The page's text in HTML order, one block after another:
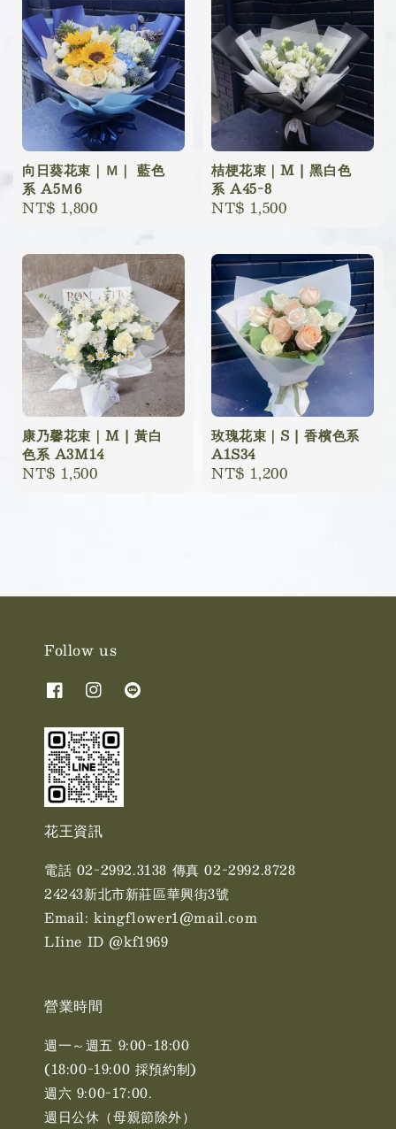
向日葵花束｜Ｍ｜ 藍色
系 A5Ｍ6
Regular
NT$ 1,800
桔梗花束｜M | 黑白色
系 A45-8
Regular
NT$ 1,500
康乃馨花束｜M | 黃白
色系 A3M14
Regular
NT$ 1,500
玫瑰花束｜S | 香檳色系
A1S34
Regular
NT$ 1,200
Follow us
花王資訊
電話 02-2992.3138 傳真 02-2992.8728
24243新北市新莊區華興街3號
Email: kingflower1@mail.com
LIine ID @kf1969
營業時間
週一～週五 9:00-18:00
(18:00-19:00 採預約制)
週六 9:00-17:00. ​​
週日公休（母親節除外）